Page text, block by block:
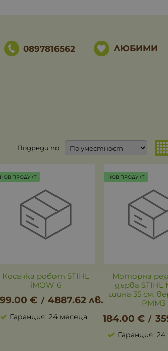
0897816562 ЛЮБИМИ
Подреди по:
Косачка робот STIHL
iMOW 6
€ / 4887.62 лв.
Гаранция: 24 месеца
НОВ ПРОДУКТ
Моторна
дърва STIHL
шина 35 см,
PMM3
184.00 € /
Гаранция:
НОВ ПРОДУКТ